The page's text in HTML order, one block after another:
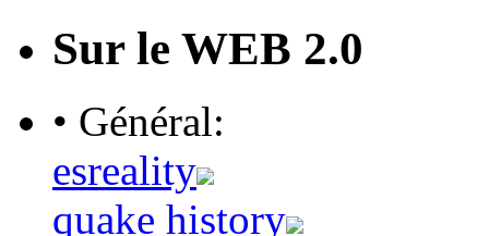
Sur le WEB 2.0
• Général:
esreality
quake history